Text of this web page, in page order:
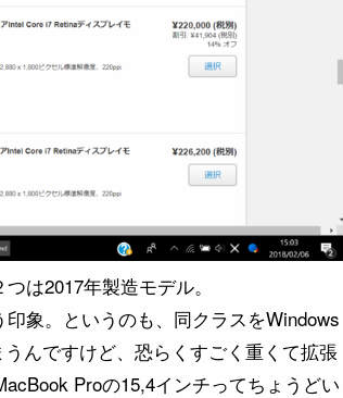
は2017年製造モデル。
象。というのも、同クラスをWindows
んですけど、恐らくすごく重くて拡張
Proの15,4インチってちょうどい